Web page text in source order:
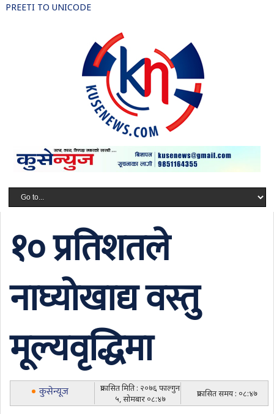
PREETI TO UNICODE
१० प्रतिशतले
नाघ्योखाद्य वस्तु
मूल्यवृद्धिमा
कुसेन्यूज
प्रकासित मिति : २०७६ फाल्गुन
५, सोमबार ०८:४७
प्रकासित समय : ०८:४७